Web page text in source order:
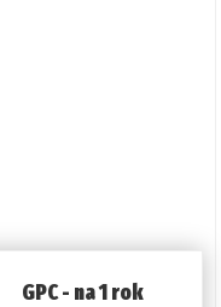
GPC - na 1 rok